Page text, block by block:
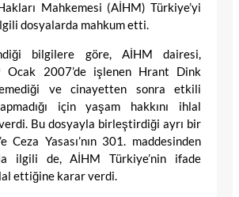
Mahkemesi (AİHM) Türkiye’yi
dosyalarda mahkum etti.
bilgilere göre, AİHM dairesi,
Ocak 2007’de işlenen Hrant Dink
ve cinayetten sonra etkili
için yaşam hakkını ihlal
Bu dosyayla birleştirdiği ayrı bir
Ceza Yasası’nın 301. maddesinden
ilgili de, AİHM Türkiye’nin ifade
ettiğine karar verdi.